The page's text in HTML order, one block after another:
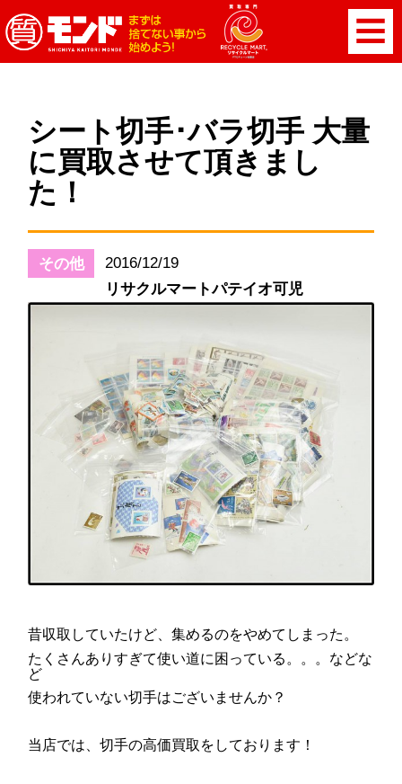
シート切手･バラ切手 大量
に買取させて頂きまし
た！
その他
2016/12/19
リサクルマートパテイオ可児
昔収取していたけど、集めるのをやめてしまった。
たくさんありすぎて使い道に困っている。。。などな
ど
使われていない切手はございませんか？
当店では、切手の高価買取をしております！